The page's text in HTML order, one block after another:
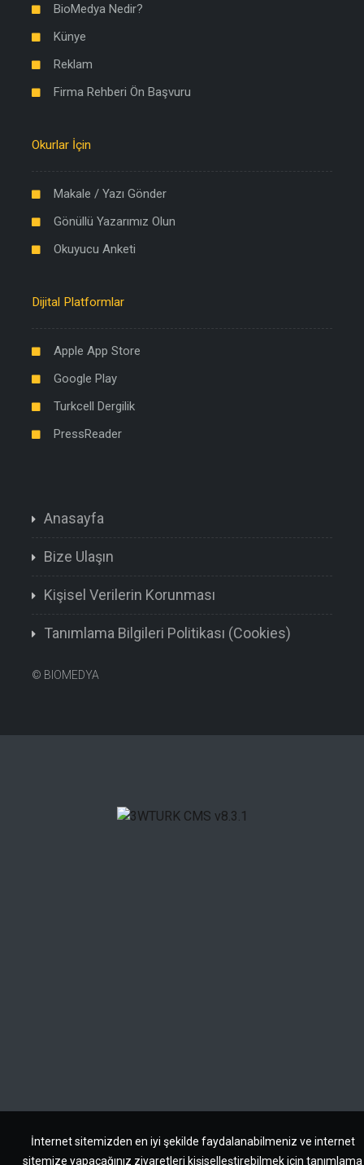
İnternet sitemizden en iyi şekilde faydalanabilmeniz ve internet
sitemize yapacağınız ziyaretleri kişiselleştirebilmek için tanımlama
BioMedya Nedir?
Künye
Reklam
Firma Rehberi Ön Başvuru
Okurlar İçin
Makale / Yazı Gönder
Gönüllü Yazarımız Olun
Okuyucu Anketi
Dijital Platformlar
Apple App Store
Google Play
Turkcell Dergilik
PressReader
Anasayfa
Bize Ulaşın
Kişisel Verilerin Korunması
Tanımlama Bilgileri Politikası (Cookies)
© BIOMEDYA